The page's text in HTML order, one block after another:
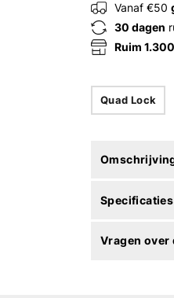
Vanaf €50
30 dagen
Ruim
Quad Lock
Specificaties
Vragen